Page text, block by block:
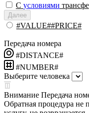
С условиями
Далее
#VALUE##PRICE#
Передача номера
#DISTANCE#
#NUMBER#
Выберите человека
Внимание Передача
Обратная процедура не